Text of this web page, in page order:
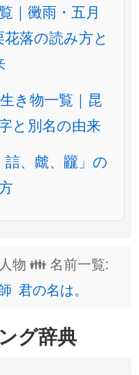
｜黴雨・五月
落の読み方と
き物一覧｜昆
と別名の由来
誩、虤、龖」の
物 👪 名前一覧:
君の名は。
グ辞典